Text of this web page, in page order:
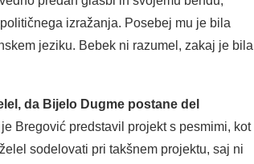
izražanja. Posebej mu je bila
jeziku. Bebek ni razumel, zakaj je bila
da Bijelo Dugme postane del
Bregović predstavil projekt s pesmimi, kot
sodelovati pri takšnem projektu, saj ni